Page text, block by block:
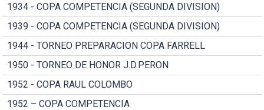
1934 - COPA COMPETENCIA (SEGUNDA DIVISION)
1939 - COPA COMPETENCIA (SEGUNDA DIVISION)
1944 - TORNEO PREPARACION COPA FARRELL
1950 - TORNEO DE HONOR J.D.PERON
1952 - COPA RAUL COLOMBO
1952 – COPA COMPETENCIA